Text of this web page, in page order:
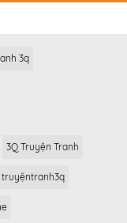
3q
3Q Truyện Tranh
truyệntranh3q